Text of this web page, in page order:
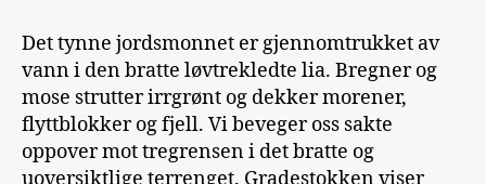
Det tynne jordsmonnet er gjennomtrukket av
vann i den bratte løvtrekledte lia. Bregner og
mose strutter irrgrønt og dekker morener,
flyttblokker og fjell. Vi beveger oss sakte
oppover mot tregrensen i det bratte og
uoversiktlige terrenget. Gradestokken viser